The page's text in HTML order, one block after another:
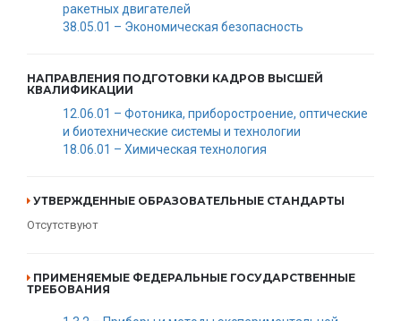
ракетных двигателей
38.05.01 – Экономическая безопасность
НАПРАВЛЕНИЯ ПОДГОТОВКИ КАДРОВ ВЫСШЕЙ
КВАЛИФИКАЦИИ
12.06.01 – Фотоника, приборостроение, оптические
и биотехнические системы и технологии
18.06.01 – Химическая технология
УТВЕРЖДЕННЫЕ ОБРАЗОВАТЕЛЬНЫЕ СТАНДАРТЫ
Отсутствуют
ПРИМЕНЯЕМЫЕ ФЕДЕРАЛЬНЫЕ ГОСУДАРСТВЕННЫЕ
ТРЕБОВАНИЯ